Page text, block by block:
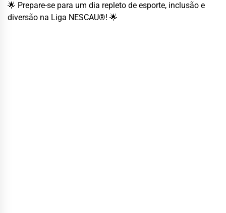
🌟 Prepare-se para um dia repleto de esporte, inclusão e
diversão na Liga NESCAU®! 🌟